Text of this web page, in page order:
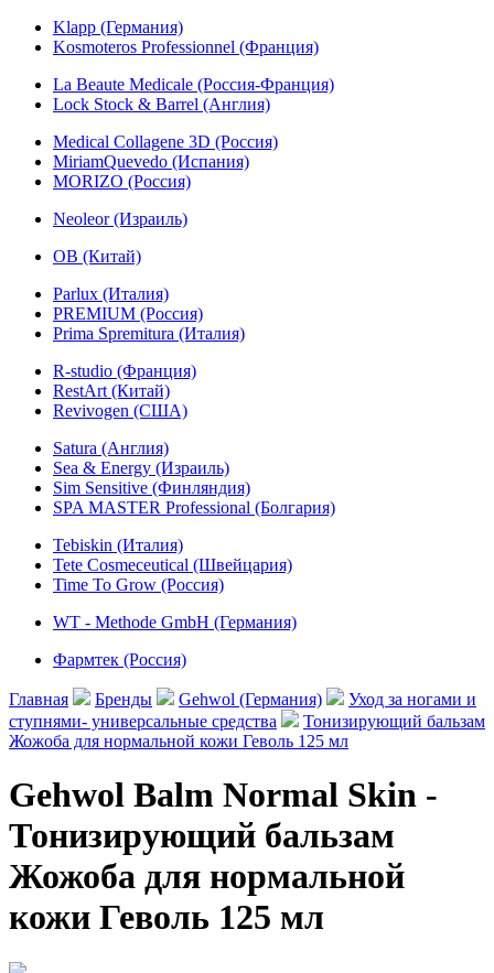
Klapp (Германия)
Kosmoteros Professionnel (Франция)
La Beaute Medicale (Россия-Франция)
Lock Stock & Barrel (Англия)
Medical Collagene 3D (Россия)
MiriamQuevedo (Испания)
MORIZO (Россия)
Neoleor (Израиль)
OB (Китай)
Parlux (Италия)
PREMIUM (Россия)
Prima Spremitura (Италия)
R-studio (Франция)
RestArt (Китай)
Revivogen (США)
Satura (Англия)
Sea & Energy (Израиль)
Sim Sensitive (Финляндия)
SPA MASTER Professional (Болгария)
Tebiskin (Италия)
Tete Cosmeceutical (Швейцария)
Time To Grow (Россия)
WT - Methode GmbH (Германия)
Фармтек (Россия)
Главная Бренды Gehwol (Германия)
Уход за ногами и
ступнями- универсальные средства
Тонизирующий бальзам
Жожоба для нормальной кожи Геволь 125 мл
Gehwol Balm Normal Skin -
Тонизирующий бальзам
Жожоба для нормальной
кожи Геволь 125 мл